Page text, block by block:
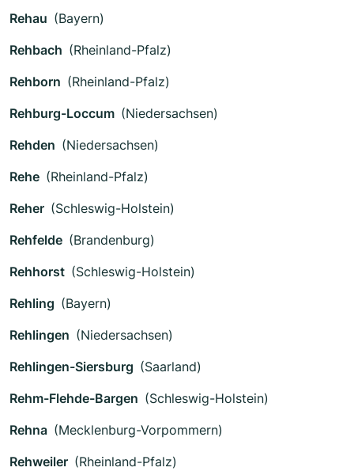
Rehau (Bayern)
Rehbach (Rheinland-Pfalz)
Rehborn (Rheinland-Pfalz)
Rehburg-Loccum (Niedersachsen)
Rehden (Niedersachsen)
Rehe (Rheinland-Pfalz)
Reher (Schleswig-Holstein)
Rehfelde (Brandenburg)
Rehhorst (Schleswig-Holstein)
Rehling (Bayern)
Rehlingen (Niedersachsen)
Rehlingen-Siersburg (Saarland)
Rehm-Flehde-Bargen (Schleswig-Holstein)
Rehna (Mecklenburg-Vorpommern)
Rehweiler (Rheinland-Pfalz)